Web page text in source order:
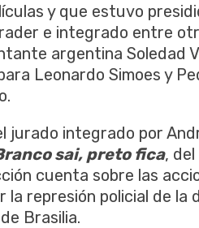
y que estuvo
e integrado entre
argentina Soledad
Leonardo Simoes y
jurado integrado por
sai, preto fica,
cuenta sobre las
represión policial de la
Brasilia.